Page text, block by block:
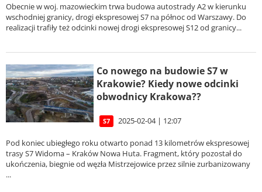
Obecnie w woj. mazowieckim trwa budowa autostrady A2 w kierunku
wschodniej granicy, drogi ekspresowej S7 na północ od Warszawy. Do
realizacji trafiły też odcinki nowej drogi ekspresowej S12 od granicy...
Co nowego na budowie S7 w
Krakowie? Kiedy nowe odcinki
obwodnicy Krakowa??
S7 2025-02-04 | 12:07
Pod koniec ubiegłego roku otwarto ponad 13 kilometrów ekspresowej
trasy S7 Widoma – Kraków Nowa Huta. Fragment, który pozostał do
ukończenia, biegnie od węzła Mistrzejowice przez silnie zurbanizowany
...